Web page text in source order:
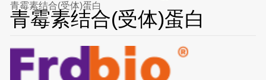
青霉素结合(受体)蛋白
青霉素结合(受体)蛋白